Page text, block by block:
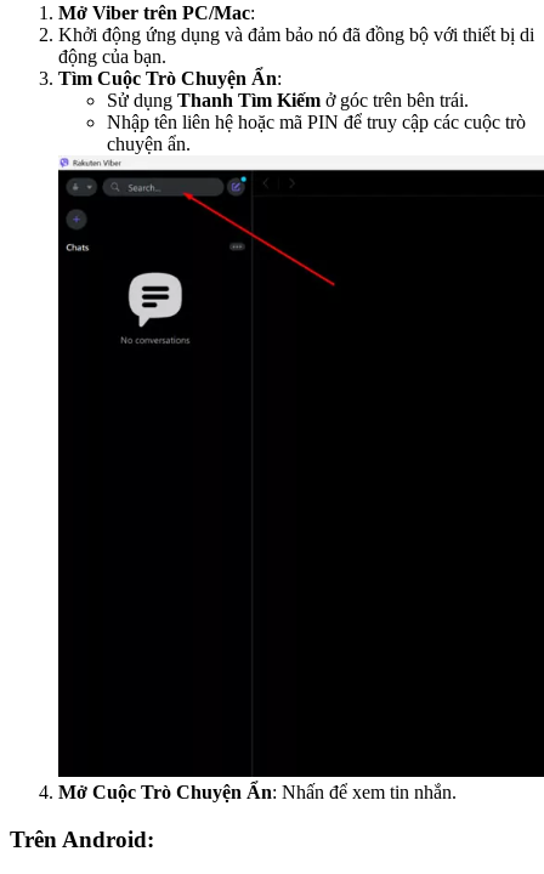
Mở Viber trên PC/Mac:
Khởi động ứng dụng và đảm bảo nó đã đồng bộ với thiết bị di
động của bạn.
Tìm Cuộc Trò Chuyện Ẩn:
Sử dụng Thanh Tìm Kiếm ở góc trên bên trái.
Nhập tên liên hệ hoặc mã PIN để truy cập các cuộc trò
chuyện ẩn.
Mở Cuộc Trò Chuyện Ẩn: Nhấn để xem tin nhắn.
Trên Android: